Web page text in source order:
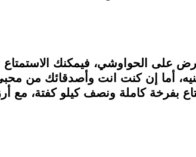
الحواوشي، فيمكنك الاستمتاع
يمكنكم الاستمتاع بفرخة كاملة ونصف